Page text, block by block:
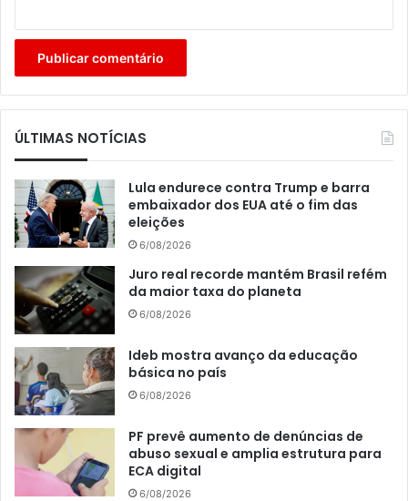
ÚLTIMAS NOTÍCIAS
Lula endurece contra Trump e barra
embaixador dos EUA até o fim das
eleições
6/08/2026
Juro real recorde mantém Brasil refém
da maior taxa do planeta
6/08/2026
Ideb mostra avanço da educação
básica no país
6/08/2026
PF prevê aumento de denúncias de
abuso sexual e amplia estrutura para
ECA digital
6/08/2026